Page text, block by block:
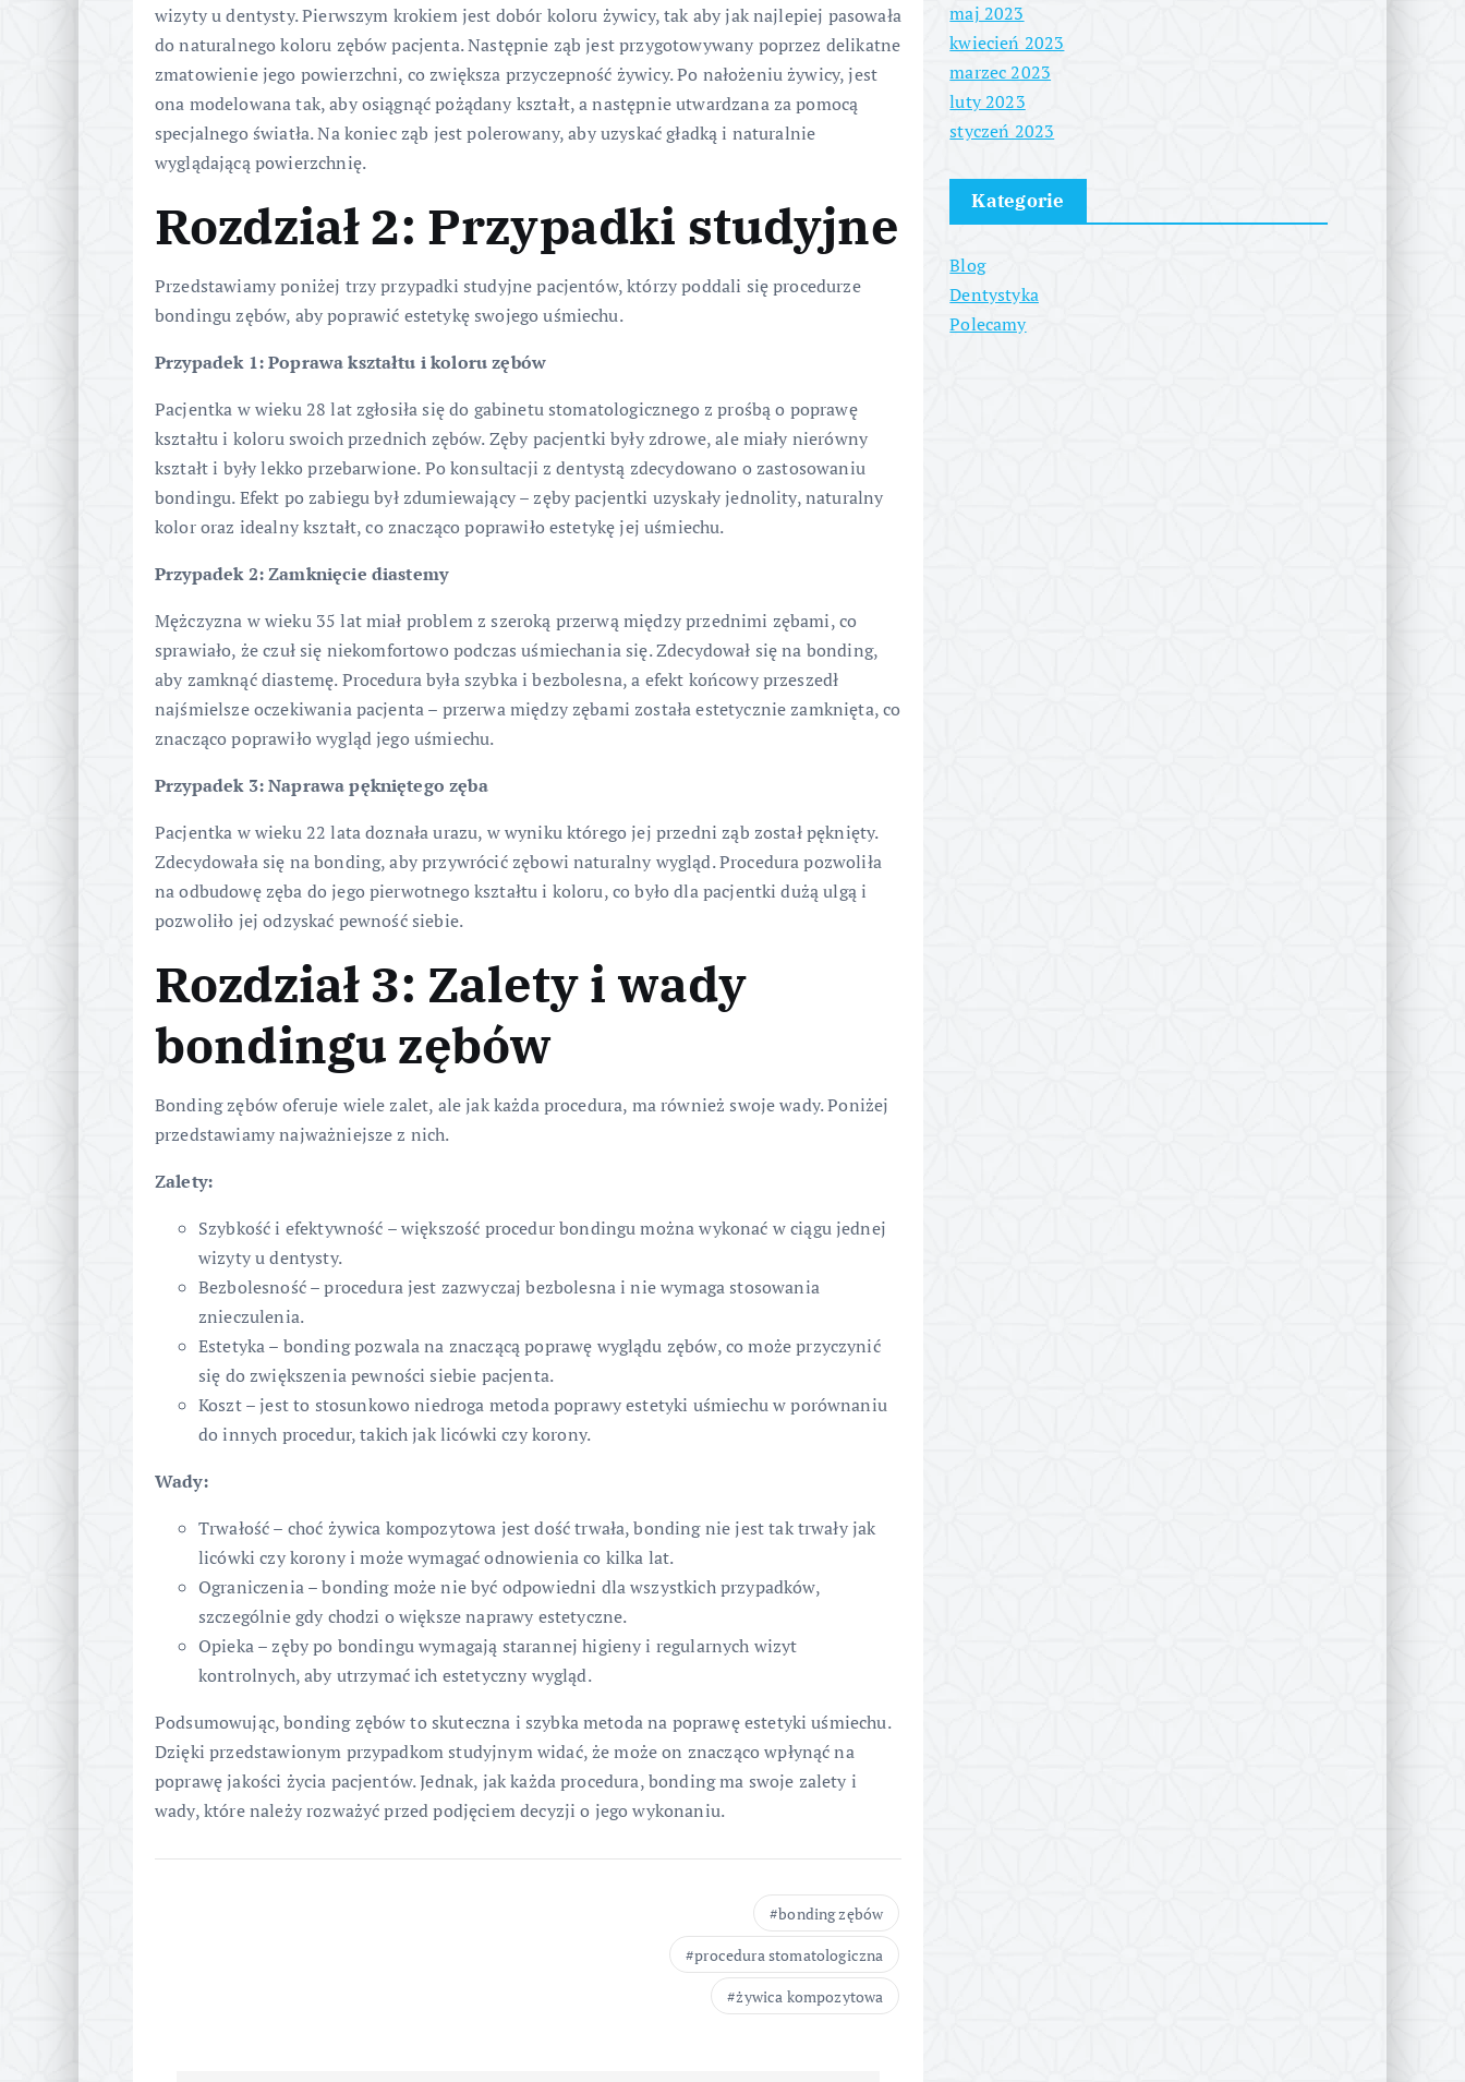
wizyty u dentysty. Pierwszym krokiem jest dobór koloru żywicy, tak aby jak najlepiej pasowała
do naturalnego koloru zębów pacjenta. Następnie ząb jest przygotowywany poprzez delikatne
zmatowienie jego powierzchni, co zwiększa przyczepność żywicy. Po nałożeniu żywicy, jest
ona modelowana tak, aby osiągnąć pożądany kształt, a następnie utwardzana za pomocą
specjalnego światła. Na koniec ząb jest polerowany, aby uzyskać gładką i naturalnie
wyglądającą powierzchnię.
Rozdział 2: Przypadki studyjne
Przedstawiamy poniżej trzy przypadki studyjne pacjentów, którzy poddali się procedurze
bondingu zębów, aby poprawić estetykę swojego uśmiechu.
Przypadek 1: Poprawa kształtu i koloru zębów
Pacjentka w wieku 28 lat zgłosiła się do gabinetu stomatologicznego z prośbą o poprawę
kształtu i koloru swoich przednich zębów. Zęby pacjentki były zdrowe, ale miały nierówny
kształt i były lekko przebarwione. Po konsultacji z dentystą zdecydowano o zastosowaniu
bondingu. Efekt po zabiegu był zdumiewający – zęby pacjentki uzyskały jednolity, naturalny
kolor oraz idealny kształt, co znacząco poprawiło estetykę jej uśmiechu.
Przypadek 2: Zamknięcie diastemy
Mężczyzna w wieku 35 lat miał problem z szeroką przerwą między przednimi zębami, co
sprawiało, że czuł się niekomfortowo podczas uśmiechania się. Zdecydował się na bonding,
aby zamknąć diastemę. Procedura była szybka i bezbolesna, a efekt końcowy przeszedł
najśmielsze oczekiwania pacjenta – przerwa między zębami została estetycznie zamknięta, co
znacząco poprawiło wygląd jego uśmiechu.
Przypadek 3: Naprawa pękniętego zęba
Pacjentka w wieku 22 lata doznała urazu, w wyniku którego jej przedni ząb został pęknięty.
Zdecydowała się na bonding, aby przywrócić zębowi naturalny wygląd. Procedura pozwoliła
na odbudowę zęba do jego pierwotnego kształtu i koloru, co było dla pacjentki dużą ulgą i
pozwoliło jej odzyskać pewność siebie.
Rozdział 3: Zalety i wady
bondingu zębów
Bonding zębów oferuje wiele zalet, ale jak każda procedura, ma również swoje wady. Poniżej
przedstawiamy najważniejsze z nich.
Zalety:
Szybkość i efektywność – większość procedur bondingu można wykonać w ciągu jednej
wizyty u dentysty.
Bezbolesność – procedura jest zazwyczaj bezbolesna i nie wymaga stosowania
znieczulenia.
Estetyka – bonding pozwala na znaczącą poprawę wyglądu zębów, co może przyczynić
się do zwiększenia pewności siebie pacjenta.
Koszt – jest to stosunkowo niedroga metoda poprawy estetyki uśmiechu w porównaniu
do innych procedur, takich jak licówki czy korony.
Wady:
Trwałość – choć żywica kompozytowa jest dość trwała, bonding nie jest tak trwały jak
licówki czy korony i może wymagać odnowienia co kilka lat.
Ograniczenia – bonding może nie być odpowiedni dla wszystkich przypadków,
szczególnie gdy chodzi o większe naprawy estetyczne.
Opieka – zęby po bondingu wymagają starannej higieny i regularnych wizyt
kontrolnych, aby utrzymać ich estetyczny wygląd.
Podsumowując, bonding zębów to skuteczna i szybka metoda na poprawę estetyki uśmiechu.
Dzięki przedstawionym przypadkom studyjnym widać, że może on znacząco wpłynąć na
poprawę jakości życia pacjentów. Jednak, jak każda procedura, bonding ma swoje zalety i
wady, które należy rozważyć przed podjęciem decyzji o jego wykonaniu.
bonding zębów
procedura stomatologiczna
żywica kompozytowa
maj 2023
kwiecień 2023
marzec 2023
luty 2023
styczeń 2023
Kategorie
Blog
Dentystyka
Polecamy